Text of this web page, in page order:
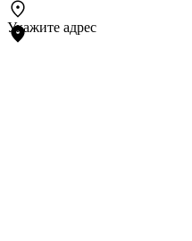
Укажите адрес